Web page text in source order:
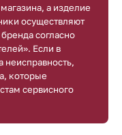
а изделие
осуществляют
согласно
Если в
неисправность,
которые
сервисного